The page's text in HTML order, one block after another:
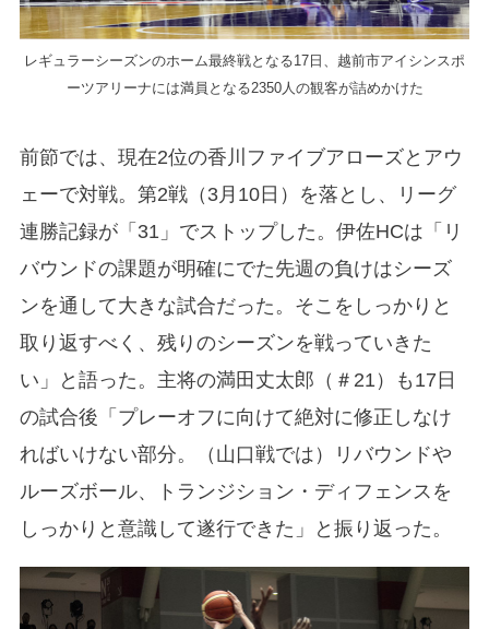
レギュラーシーズンのホーム最終戦となる17日、越前市アイシンスポ
ーツアリーナには満員となる2350人の観客が詰めかけた
前節では、現在2位の香川ファイブアローズとアウ
ェーで対戦。第2戦（3月10日）を落とし、リーグ
連勝記録が「31」でストップした。伊佐HCは「リ
バウンドの課題が明確にでた先週の負けはシーズ
ンを通して大きな試合だった。そこをしっかりと
取り返すべく、残りのシーズンを戦っていきた
い」と語った。主将の満田丈太郎（＃21）も17日
の試合後「プレーオフに向けて絶対に修正しなけ
ればいけない部分。（山口戦では）リバウンドや
ルーズボール、トランジション・ディフェンスを
しっかりと意識して遂行できた」と振り返った。